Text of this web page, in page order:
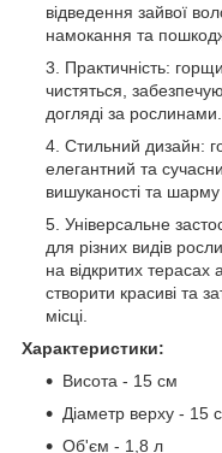
відведення зайвої
намокання та
Практичність:
чистяться,
догляді за рослинами.
Стильний дизайн:
елегантний та
вишуканості та
Універсальне
для різних видів
на відкритих
створити красиві та
місці.
Характеристики:
Висота - 15 см
Діаметр верху - 15
Об'єм - 1,8 л